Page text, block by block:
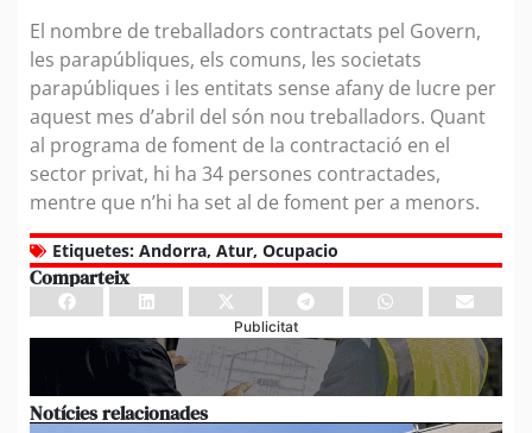
El nombre de treballadors contractats pel Govern,
les parapúbliques, els comuns, les societats
parapúbliques i les entitats sense afany de lucre per
aquest mes d’abril del són nou treballadors. Quant
al programa de foment de la contractació en el
sector privat, hi ha 34 persones contractades,
mentre que n’hi ha set al de foment per a menors.
Etiquetes: Andorra, Atur, Ocupacio
Comparteix
Publicitat
Notícies relacionades